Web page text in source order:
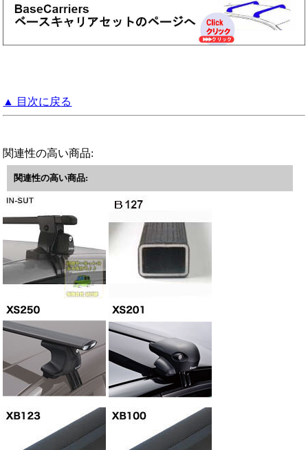
▲ 目次に戻る
関連性の高い商品:
関連性の高い商品: